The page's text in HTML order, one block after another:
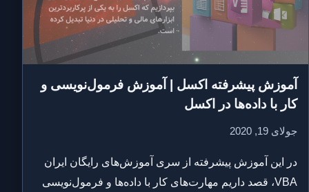
آموزش پیشرفته اکسل | آموزش فرمول‌نویسی و
کار با داده‌ها در اکسل
جولای 19, 2020
در این آموزش پیشرفته از سری آموزش‌های رایگان ایران
VBA، قصد داریم مهارت‌های کار با داده‌ها و فرمول‌نویسی